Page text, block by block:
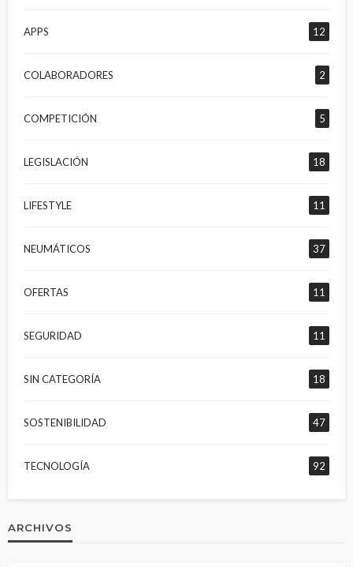
APPS 12
COLABORADORES 2
COMPETICIÓN 5
LEGISLACIÓN 18
LIFESTYLE 11
NEUMÁTICOS 37
OFERTAS 11
SEGURIDAD 11
SIN CATEGORÍA 18
SOSTENIBILIDAD 47
TECNOLOGÍA 92
ARCHIVOS